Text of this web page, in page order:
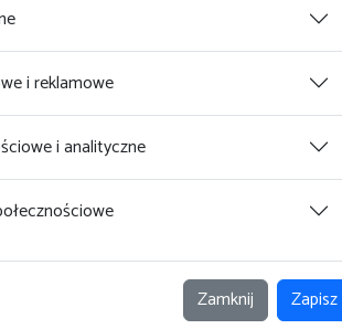
z Karty Polaka);
z dnia 12 grudnia 2013 r. o cudzoziemcach.
i reklamowe
i analityczne
Zamknij Zapisz